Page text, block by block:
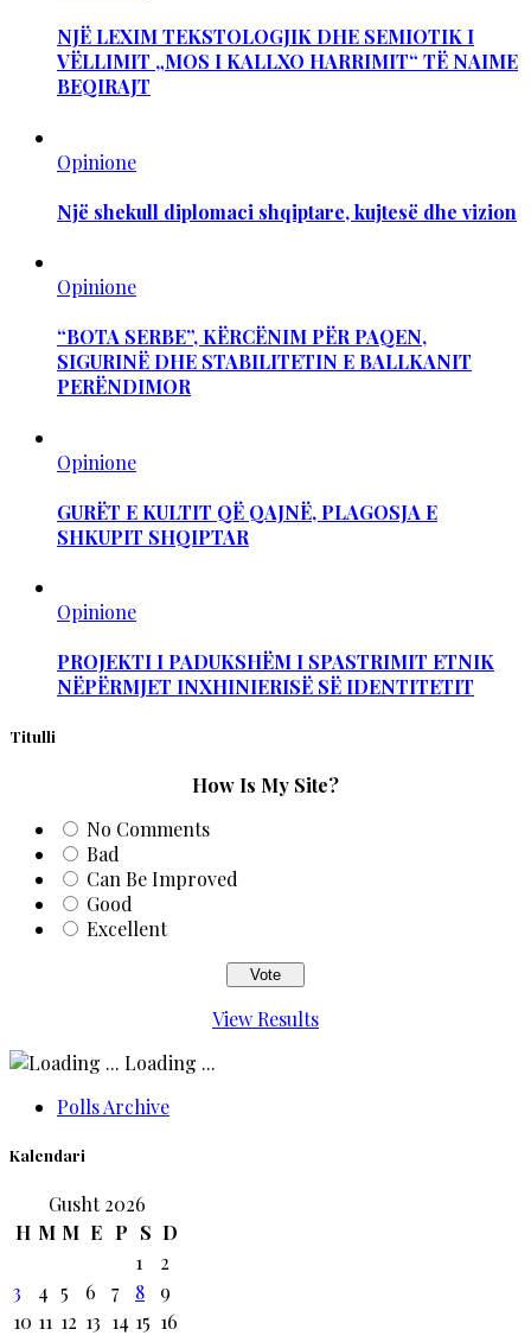
NJË LEXIM TEKSTOLOGJIK DHE SEMIOTIK I
VËLLIMIT „MOS I KALLXO HARRIMIT“ TË NAIME
BEQIRAJT
Opinione
Një shekull diplomaci shqiptare, kujtesë dhe vizion
Opinione
“BOTA SERBE”, KËRCËNIM PËR PAQEN,
SIGURINË DHE STABILITETIN E BALLKANIT
PERËNDIMOR
Opinione
GURËT E KULTIT QË QAJNË, PLAGOSJA E
SHKUPIT SHQIPTAR
Opinione
PROJEKTI I PADUKSHËM I SPASTRIMIT ETNIK
NËPËRMJET INXHINIERISË SË IDENTITETIT
Titulli
How Is My Site?
No Comments
Bad
Can Be Improved
Good
Excellent
View Results
Loading ...
Polls Archive
Kalendari
Gusht 2026
H M M E P S D
1
2
3
4 5 6 7 8
9
10 11 12 13 14 15 16